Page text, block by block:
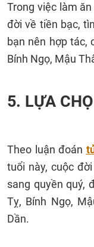
Trong việc làm
đời về tiền bạc,
bạn nên hợp tác,
Bính Ngọ, Mậu
5. LỰA
Theo luận đoán
tuổi này, cuộc
sang quyền quý,
Tỵ, Bính Ngọ,
Dần.